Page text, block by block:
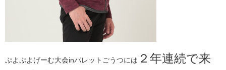
ぷよぷよげーむ大会inパレットごうつには ２ 年連続で来